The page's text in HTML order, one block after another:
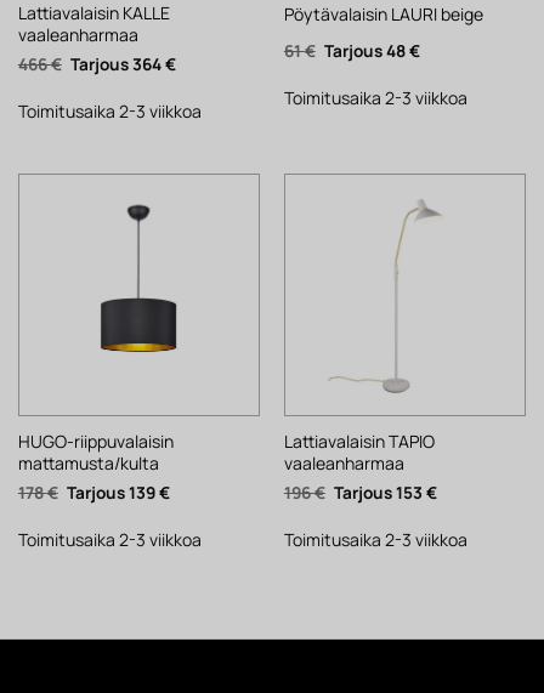
Lattiavalaisin KALLE
vaaleanharmaa
466€ Alkuperäinen
hinta
466 €.
364€Nykyinen
364 €.
Toimitusaika 2-3 viikkoa
Pöytävalaisin LAURI beige
61€ Alkuperäinen
hinta
61 €.
48€Nykyinen
48 €.
Toimitusaika 2-3 viikkoa
HUGO-riippuvalaisin
mattamusta/kulta
178€ Alkuperäinen
hinta
178 €.
139€Nykyinen
139 €.
Toimitusaika 2-3 viikkoa
Lattiavalaisin TAPIO
vaaleanharmaa
196€ Alkuperäinen
hinta
196 €.
153 €Nykyinen
153 €.
Toimitusaika 2-3 viikkoa